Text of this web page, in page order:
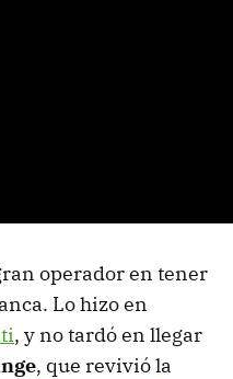
operador en tener
Lo hizo en
, y no tardó en llegar
, que revivió la